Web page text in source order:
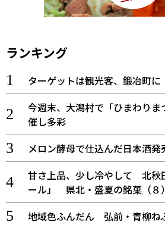
ランキング
ターゲットは観光客、鍛冶町に
今週末、大潟村で「ひまわり
催し多彩
メロン酵母で仕込んだ日本酒発
甘さ上品、少し冷やして 北秋
ール」 県北・盛夏の銘菓（８）
地域色ふんだん 弘前・青柳ね